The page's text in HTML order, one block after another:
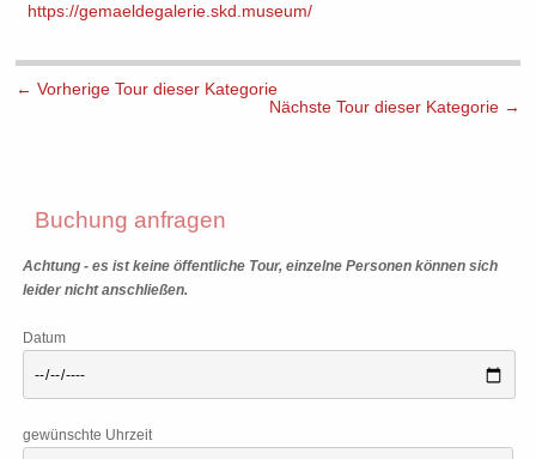
https://gemaeldegalerie.skd.museum/
← Vorherige Tour dieser Kategorie
Nächste Tour dieser Kategorie →
Buchung anfragen
Achtung - es ist keine öffentliche Tour, einzelne Personen können sich
leider nicht anschließen.
Datum
gewünschte Uhrzeit